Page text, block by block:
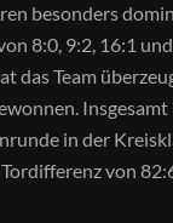
besonders
8:0, 9:2, 16:1
das Team
in der
von